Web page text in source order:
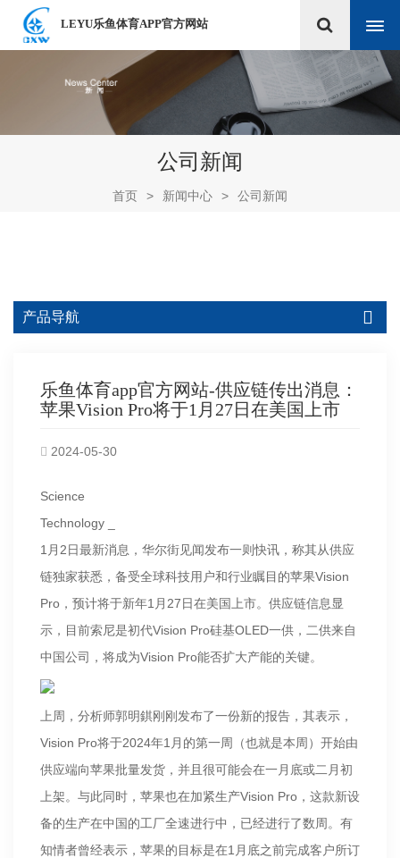
LEYU乐鱼体育APP官方网站
公司新闻
首页 > 新闻中心 > 公司新闻
产品导航
乐鱼体育app官方网站-供应链传出消息：
苹果Vision Pro将于1月27日在美国上市
2024-05-30
Science
Technology _
1月2日最新消息，华尔街见闻发布一则快讯，称其从供应
链独家获悉，备受全球科技用户和行业瞩目的苹果Vision
Pro，预计将于新年1月27日在美国上市。供应链信息显
示，目前索尼是初代Vision Pro硅基OLED一供，二供来自
中国公司，将成为Vision Pro能否扩大产能的关键。
上周，分析师郭明錤刚刚发布了一份新的报告，其表示，
Vision Pro将于2024年1月的第一周（也就是本周）开始由
供应端向苹果批量发货，并且很可能会在一月底或二月初
上架。与此同时，苹果也在加紧生产Vision Pro，这款新设
备的生产在中国的工厂全速进行中，已经进行了数周。有
知情者曾经表示，苹果的目标是在1月底之前完成客户所订